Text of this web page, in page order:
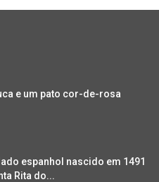
e um pato cor-de-rosa
espanhol nascido em 1491
Rita do...